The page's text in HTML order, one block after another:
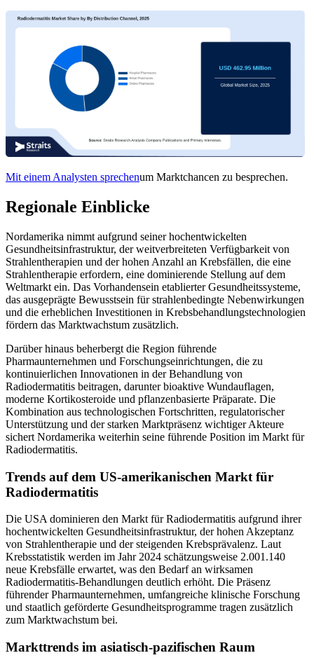
Mit einem Analysten sprechenum Marktchancen zu besprechen.
Regionale Einblicke
Nordamerika nimmt aufgrund seiner hochentwickelten
Gesundheitsinfrastruktur, der weitverbreiteten Verfügbarkeit von
Strahlentherapien und der hohen Anzahl an Krebsfällen, die eine
Strahlentherapie erfordern, eine dominierende Stellung auf dem
Weltmarkt ein. Das Vorhandensein etablierter Gesundheitssysteme,
das ausgeprägte Bewusstsein für strahlenbedingte Nebenwirkungen
und die erheblichen Investitionen in Krebsbehandlungstechnologien
fördern das Marktwachstum zusätzlich.
Darüber hinaus beherbergt die Region führende
Pharmaunternehmen und Forschungseinrichtungen, die zu
kontinuierlichen Innovationen in der Behandlung von
Radiodermatitis beitragen, darunter bioaktive Wundauflagen,
moderne Kortikosteroide und pflanzenbasierte Präparate. Die
Kombination aus technologischen Fortschritten, regulatorischer
Unterstützung und der starken Marktpräsenz wichtiger Akteure
sichert Nordamerika weiterhin seine führende Position im Markt für
Radiodermatitis.
Trends auf dem US-amerikanischen Markt für
Radiodermatitis
Die USA dominieren den Markt für Radiodermatitis aufgrund ihrer
hochentwickelten Gesundheitsinfrastruktur, der hohen Akzeptanz
von Strahlentherapie und der steigenden Krebsprävalenz. Laut
Krebsstatistik werden im Jahr 2024 schätzungsweise 2.001.140
neue Krebsfälle erwartet, was den Bedarf an wirksamen
Radiodermatitis-Behandlungen deutlich erhöht. Die Präsenz
führender Pharmaunternehmen, umfangreiche klinische Forschung
und staatlich geförderte Gesundheitsprogramme tragen zusätzlich
zum Marktwachstum bei.
Markttrends im asiatisch-pazifischen Raum